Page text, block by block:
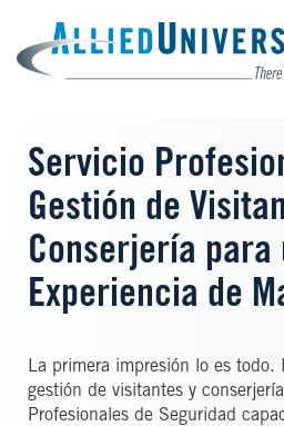
main
content
Servicio
Gestión de
Conserjería para
Experiencia de
La primera impresión lo es todo.
gestión de visitantes y
Profesionales de Seguridad